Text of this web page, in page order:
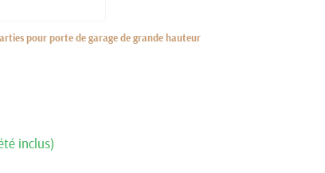
pour porte de garage de grande hauteur
inclus)